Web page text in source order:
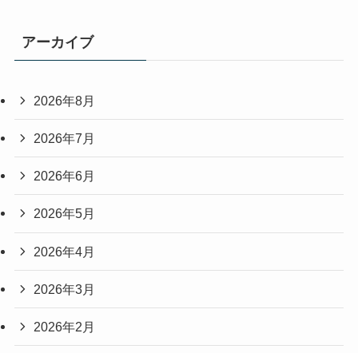
アーカイブ
2026年8月
2026年7月
2026年6月
2026年5月
2026年4月
2026年3月
2026年2月